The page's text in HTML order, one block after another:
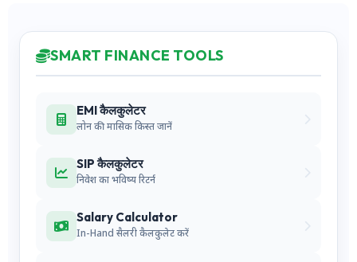
SMART FINANCE TOOLS
EMI कैलकुलेटर
लोन की मासिक किस्त जानें
SIP कैलकुलेटर
निवेश का भविष्य रिटर्न
Salary Calculator
In-Hand सैलरी कैलकुलेट करें